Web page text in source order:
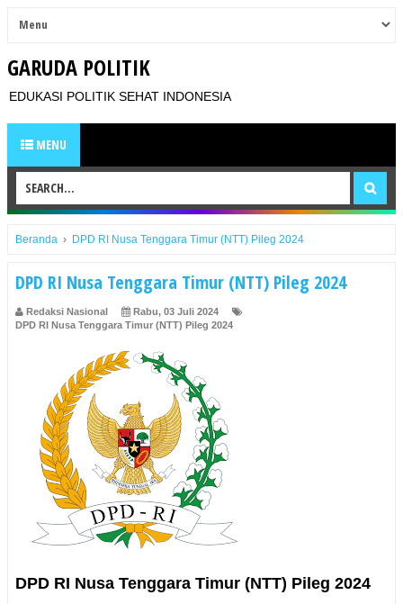
GARUDA POLITIK
EDUKASI POLITIK SEHAT INDONESIA
MENU
Beranda › DPD RI Nusa Tenggara Timur (NTT) Pileg 2024
DPD RI Nusa Tenggara Timur (NTT) Pileg 2024
Redaksi Nasional
Rabu, 03 Juli 2024
DPD RI Nusa Tenggara Timur (NTT) Pileg 2024
DPD RI Nusa Tenggara Timur (NTT) Pileg 2024